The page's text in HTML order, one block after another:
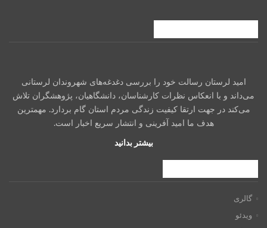
امید لرستان رسالت خود را بررسی دغدغه‌های شهروندان لرستانی
می‌داند و با انعکاس نظرات کارشناسان، دانشگاهیان، پژوهشگران تلاش
می‌کند در جهت ارتقا کیفیت زندگی مردم استان گام بردارد. مهمترین
هدف ما امید آفرینی و انتشار سریع اخبار است.
بیشتر بدانید
گالری
ویدئو